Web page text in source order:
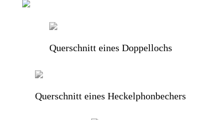
Querschnitt eines Doppellochs
Querschnitt eines Heckelphonbechers